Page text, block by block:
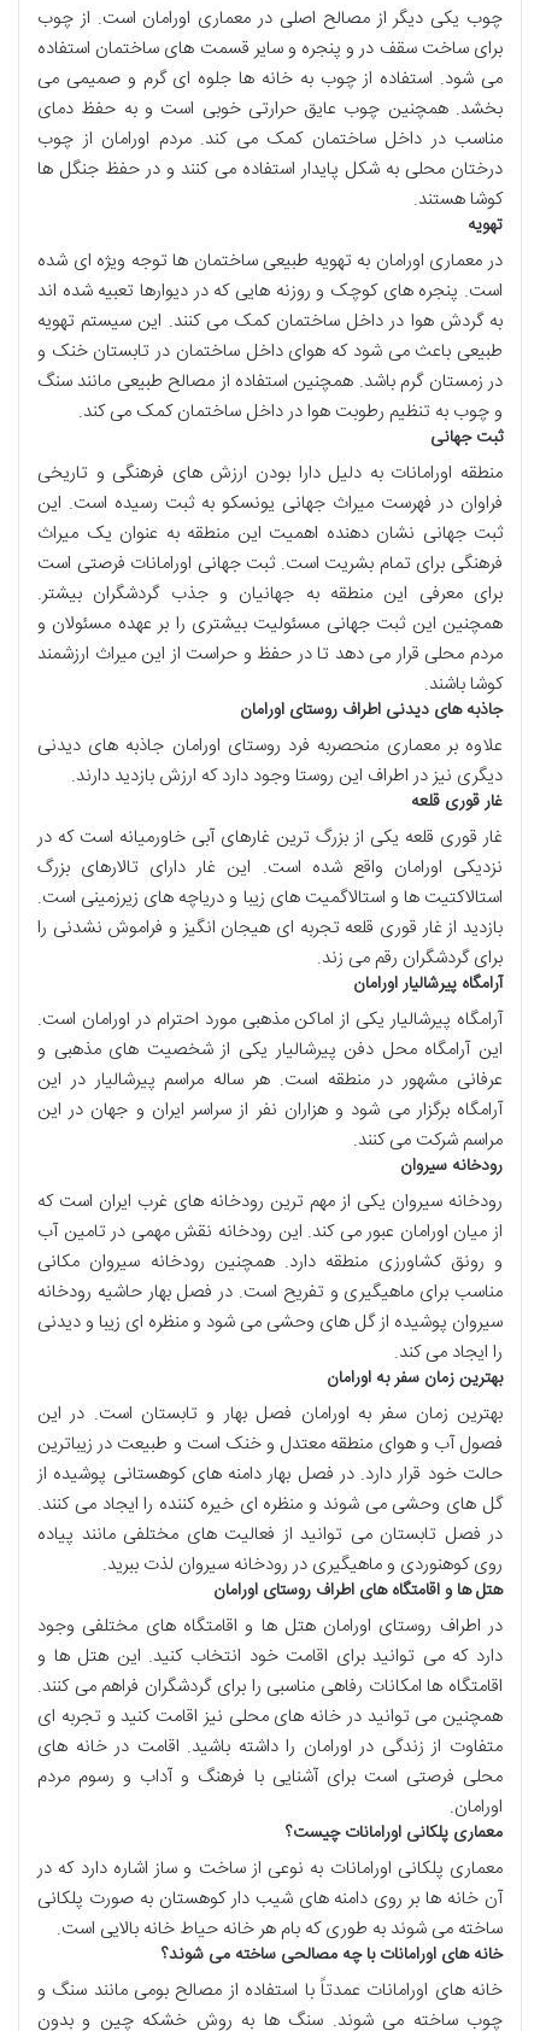
چوب یکی دیگر از مصالح اصلی در معماری اورامان است. از چوب
برای ساخت سقف در و پنجره و سایر قسمت های ساختمان استفاده
می شود. استفاده از چوب به خانه ها جلوه ای گرم و صمیمی می
بخشد. همچنین چوب عایق حرارتی خوبی است و به حفظ دمای
مناسب در داخل ساختمان کمک می کند. مردم اورامان از چوب
درختان محلی به شکل پایدار استفاده می کنند و در حفظ جنگل ها
کوشا هستند.
تهویه
در معماری اورامان به تهویه طبیعی ساختمان ها توجه ویژه ای شده
است. پنجره های کوچک و روزنه هایی که در دیوارها تعبیه شده اند
به گردش هوا در داخل ساختمان کمک می کنند. این سیستم تهویه
طبیعی باعث می شود که هوای داخل ساختمان در تابستان خنک و
در زمستان گرم باشد. همچنین استفاده از مصالح طبیعی مانند سنگ
و چوب به تنظیم رطوبت هوا در داخل ساختمان کمک می کند.
ثبت جهانی
منطقه اورامانات به دلیل دارا بودن ارزش های فرهنگی و تاریخی
فراوان در فهرست میراث جهانی یونسکو به ثبت رسیده است. این
ثبت جهانی نشان دهنده اهمیت این منطقه به عنوان یک میراث
فرهنگی برای تمام بشریت است. ثبت جهانی اورامانات فرصتی است
برای معرفی این منطقه به جهانیان و جذب گردشگران بیشتر.
همچنین این ثبت جهانی مسئولیت بیشتری را بر عهده مسئولان و
مردم محلی قرار می دهد تا در حفظ و حراست از این میراث ارزشمند
کوشا باشند.
جاذبه های دیدنی اطراف روستای اورامان
علاوه بر معماری منحصربه فرد روستای اورامان جاذبه های دیدنی
دیگری نیز در اطراف این روستا وجود دارد که ارزش بازدید دارند.
غار قوری قلعه
غار قوری قلعه یکی از بزرگ ترین غارهای آبی خاورمیانه است که در
نزدیکی اورامان واقع شده است. این غار دارای تالارهای بزرگ
استالاکتیت ها و استالاگمیت های زیبا و دریاچه های زیرزمینی است.
بازدید از غار قوری قلعه تجربه ای هیجان انگیز و فراموش نشدنی را
برای گردشگران رقم می زند.
آرامگاه پیرشالیار اورامان
آرامگاه پیرشالیار یکی از اماکن مذهبی مورد احترام در اورامان است.
این آرامگاه محل دفن پیرشالیار یکی از شخصیت های مذهبی و
عرفانی مشهور در منطقه است. هر ساله مراسم پیرشالیار در این
آرامگاه برگزار می شود و هزاران نفر از سراسر ایران و جهان در این
مراسم شرکت می کنند.
رودخانه سیروان
رودخانه سیروان یکی از مهم ترین رودخانه های غرب ایران است که
از میان اورامان عبور می کند. این رودخانه نقش مهمی در تامین آب
و رونق کشاورزی منطقه دارد. همچنین رودخانه سیروان مکانی
مناسب برای ماهیگیری و تفریح است. در فصل بهار حاشیه رودخانه
سیروان پوشیده از گل های وحشی می شود و منظره ای زیبا و دیدنی
را ایجاد می کند.
بهترین زمان سفر به اورامان
بهترین زمان سفر به اورامان فصل بهار و تابستان است. در این
فصول آب و هوای منطقه معتدل و خنک است و طبیعت در زیباترین
حالت خود قرار دارد. در فصل بهار دامنه های کوهستانی پوشیده از
گل های وحشی می شوند و منظره ای خیره کننده را ایجاد می کنند.
در فصل تابستان می توانید از فعالیت های مختلفی مانند پیاده
روی کوهنوردی و ماهیگیری در رودخانه سیروان لذت ببرید.
هتل ها و اقامتگاه های اطراف روستای اورامان
در اطراف روستای اورامان هتل ها و اقامتگاه های مختلفی وجود
دارد که می توانید برای اقامت خود انتخاب کنید. این هتل ها و
اقامتگاه ها امکانات رفاهی مناسبی را برای گردشگران فراهم می کنند.
همچنین می توانید در خانه های محلی نیز اقامت کنید و تجربه ای
متفاوت از زندگی در اورامان را داشته باشید. اقامت در خانه های
محلی فرصتی است برای آشنایی با فرهنگ و آداب و رسوم مردم
اورامان.
معماری پلکانی اورامانات چیست؟
معماری پلکانی اورامانات به نوعی از ساخت و ساز اشاره دارد که در
آن خانه ها بر روی دامنه های شیب دار کوهستان به صورت پلکانی
ساخته می شوند به طوری که بام هر خانه حیاط خانه بالایی است.
خانه های اورامانات با چه مصالحی ساخته می شوند؟
خانه های اورامانات عمدتاً با استفاده از مصالح بومی مانند سنگ و
چوب ساخته می شوند. سنگ ها به روش خشکه چین و بدون